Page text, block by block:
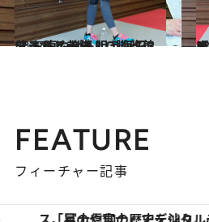
2017.5.7
スラリと美脚＆O脚改善に お腹やせも狙う毎日3分ストレッチ
ライフスタイル 股関節と背骨をほぐし下半
FEATURE
フィーチャー記事